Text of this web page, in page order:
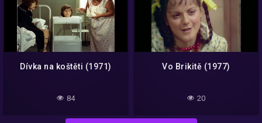
Dívka na koštěti (1971)
84
Vo Brikitě (1977)
20